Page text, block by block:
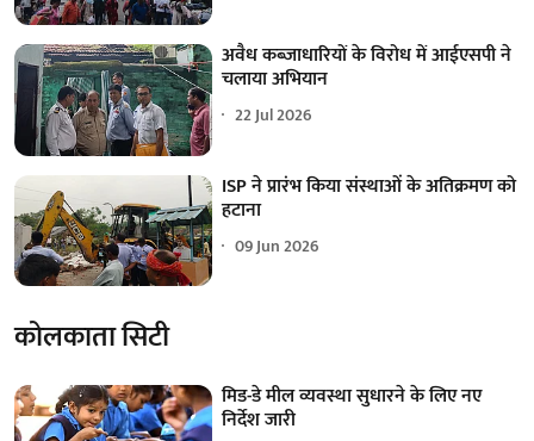
अवैध कब्जाधारियों के विरोध में आईएसपी ने
चलाया अभियान
22 Jul 2026
ISP ने प्रारंभ किया संस्थाओं के अतिक्रमण को
हटाना
09 Jun 2026
कोलकाता सिटी
मिड-डे मील व्यवस्था सुधारने के लिए नए
निर्देश जारी